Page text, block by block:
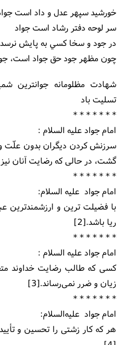
خورشيد سپهر عدل و داد است
سر لوحه دفتر رشاد است جواد
در جود و سخا کسي به پايش نرسد
چون مظهر جود حق جواد است،
شهادت مظلومانه جوانترين
تسليت باد
* * * * * * *
امام جواد علیه السلام :
سرزنش كردن دیگران بدون علّت
گشت، در حالی كه رضایت آنان
* * * * * * *
امام جواد علیه السلام:
با فضیلت ترین و
ریا باشد.[2]
* * * * * * *
امام جواد علیه السلام :
كسی كه طالب رضایت خداوند
زیان و ضرر نمی‌رساند.[3]
* * * * * * *
امام جواد علیه‌السلام:
هر كه كار زشتی را تحسین و